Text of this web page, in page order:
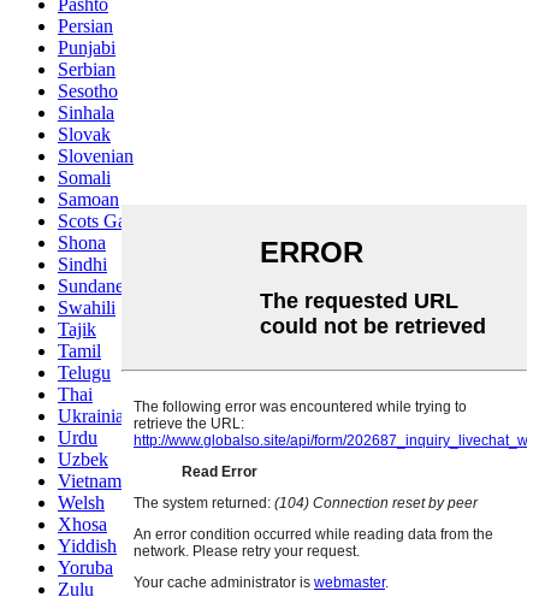
Pashto
Persian
Punjabi
Serbian
Sesotho
Sinhala
Slovak
Slovenian
Somali
Samoan
Scots Gaelic
Shona
Sindhi
Sundanese
Swahili
Tajik
Tamil
Telugu
Thai
Ukrainian
Urdu
Uzbek
Vietnamese
Welsh
Xhosa
Yiddish
Yoruba
Zulu